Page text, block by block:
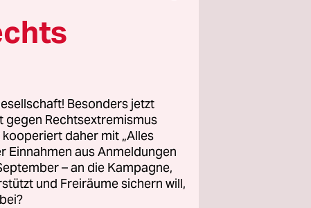
dass
und
Ein
in
Besonders jetzt
gegen Rechtsextremismus
daher mit „Alles
Einnahmen aus Anmeldungen
– an die Kampagne,
und Freiräume sichern will,